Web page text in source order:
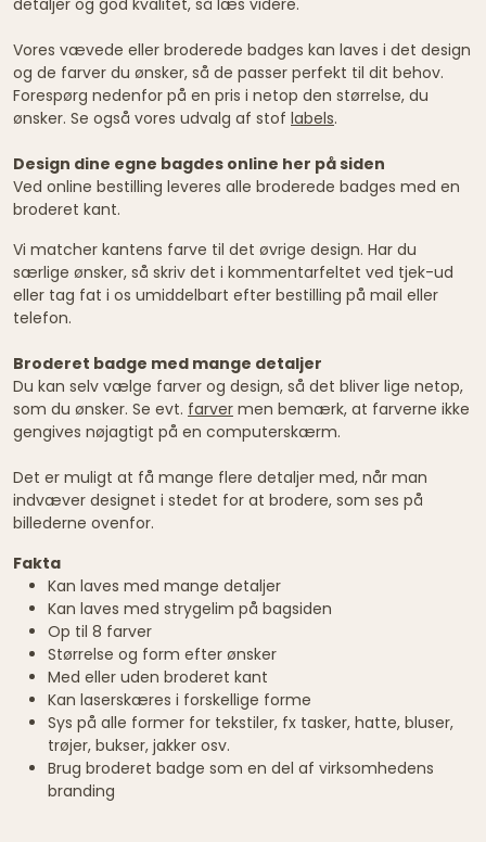
Vores vævede eller broderede badges kan laves i det design
og de farver du ønsker, så de passer perfekt til dit behov.
Forespørg nedenfor på en pris i netop den størrelse, du
ønsker. Se også vores udvalg af stof labels.
Design dine egne bagdes online her på siden
Ved online bestilling leveres alle broderede badges med en
broderet kant.
Vi matcher kantens farve til det øvrige design. Har du
særlige ønsker, så skriv det i kommentarfeltet ved tjek-ud
eller tag fat i os umiddelbart efter bestilling på mail eller
telefon.
Broderet badge med mange detaljer
Du kan selv vælge farver og design, så det bliver lige netop,
som du ønsker. Se evt. farver men bemærk, at farverne ikke
gengives nøjagtigt på en computerskærm.
Det er muligt at få mange flere detaljer med, når man
indvæver designet i stedet for at brodere, som ses på
billederne ovenfor.
Fakta
Kan laves med mange detaljer
Kan laves med strygelim på bagsiden
Op til 8 farver
Størrelse og form efter ønsker
Med eller uden broderet kant
Kan laserskæres i forskellige forme
Sys på alle former for tekstiler, fx tasker, hatte, bluser,
trøjer, bukser, jakker osv.
Brug broderet badge som en del af virksomhedens
branding